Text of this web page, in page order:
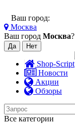
Ваш город:
Москва
Ваш город Москва?
Shop-Script
Новости
Акции
Обзоры
Все категории